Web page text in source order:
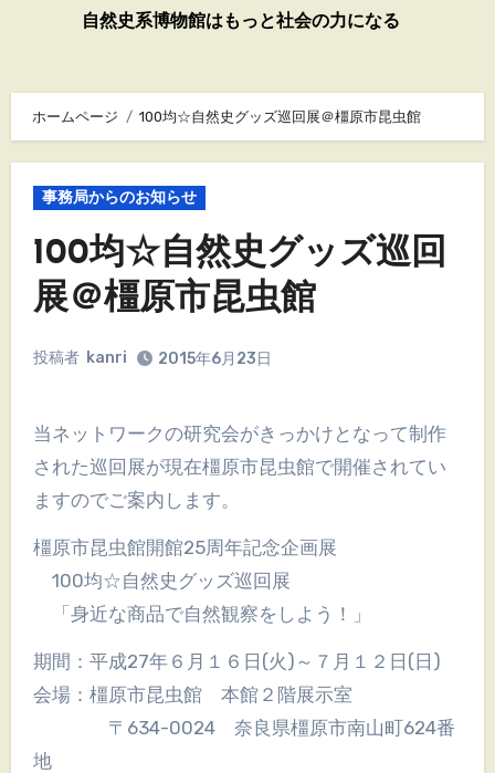
自然史系博物館はもっと社会の力になる
ホームページ 100均☆自然史グッズ巡回展＠橿原市昆虫館
事務局からのお知らせ
100均☆自然史グッズ巡回
展＠橿原市昆虫館
投稿者 kanri 2015年6月23日
当ネットワークの研究会がきっかけとなって制作
された巡回展が現在橿原市昆虫館で開催されてい
ますのでご案内します。
橿原市昆虫館開館25周年記念企画展
100均☆自然史グッズ巡回展
「身近な商品で自然観察をしよう！」
期間：平成27年６月１６日(火)～７月１２日(日)
会場：橿原市昆虫館 本館２階展示室
〒634-0024 奈良県橿原市南山町624番
地